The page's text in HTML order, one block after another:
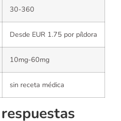
30-360
Desde EUR 1.75 por píldora
10mg-60mg
sin receta médica